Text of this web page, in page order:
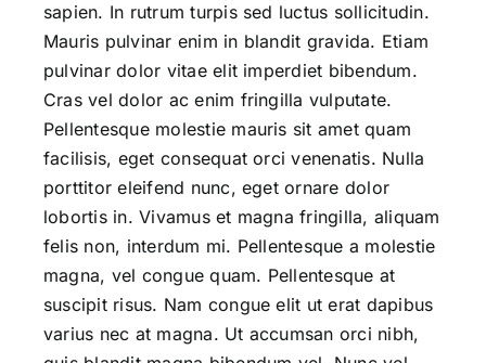
sapien. In rutrum turpis sed luctus sollicitudin.
Mauris pulvinar enim in blandit gravida. Etiam
pulvinar dolor vitae elit imperdiet bibendum.
Cras vel dolor ac enim fringilla vulputate.
Pellentesque molestie mauris sit amet quam
facilisis, eget consequat orci venenatis. Nulla
porttitor eleifend nunc, eget ornare dolor
lobortis in. Vivamus et magna fringilla, aliquam
felis non, interdum mi. Pellentesque a molestie
magna, vel congue quam. Pellentesque at
suscipit risus. Nam congue elit ut erat dapibus
varius nec at magna. Ut accumsan orci nibh,